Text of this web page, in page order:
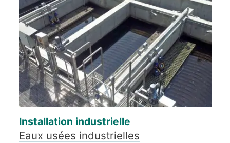
Installation industrielle
Eaux usées industrielles